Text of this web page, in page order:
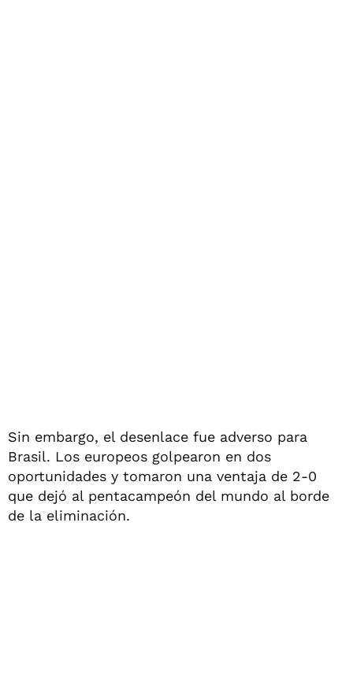
Sin embargo, el desenlace fue adverso para
Brasil. Los europeos golpearon en dos
oportunidades y tomaron una ventaja de 2-0
que dejó al pentacampeón del mundo al borde
de la eliminación.